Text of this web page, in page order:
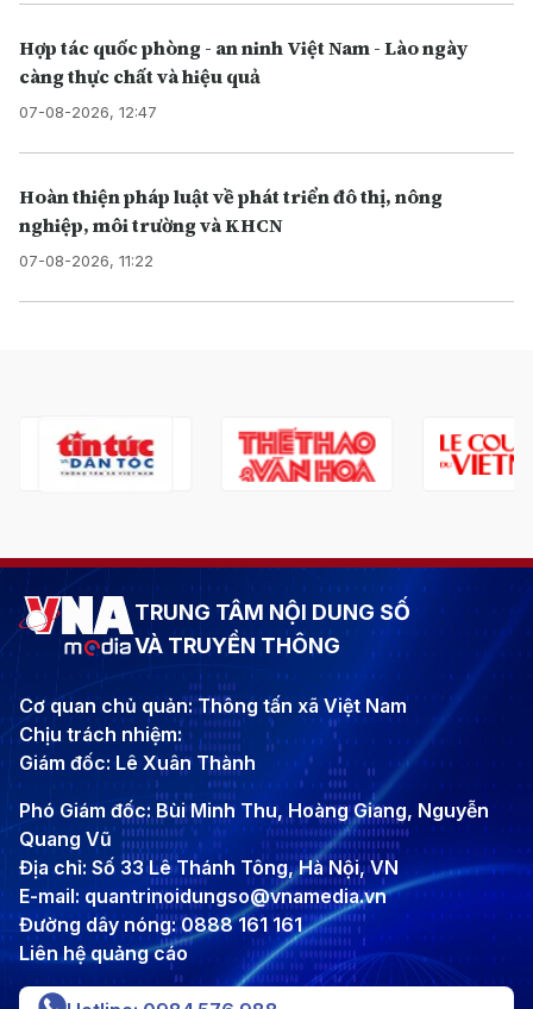
Hợp tác quốc phòng - an ninh Việt Nam - Lào ngày
càng thực chất và hiệu quả
07-08-2026, 12:47
Hoàn thiện pháp luật về phát triển đô thị, nông
nghiệp, môi trường và KHCN
07-08-2026, 11:22
TRUNG TÂM NỘI DUNG SỐ
VÀ TRUYỀN THÔNG
Cơ quan chủ quản: Thông tấn xã Việt Nam
Chịu trách nhiệm:
Giám đốc: Lê Xuân Thành
Phó Giám đốc: Bùi Minh Thu, Hoàng Giang, Nguyễn
Quang Vũ
Địa chỉ: Số 33 Lê Thánh Tông, Hà Nội, VN
E-mail: quantrinoidungso@vnamedia.vn
Đường dây nóng: 0888 161 161
Liên hệ quảng cáo